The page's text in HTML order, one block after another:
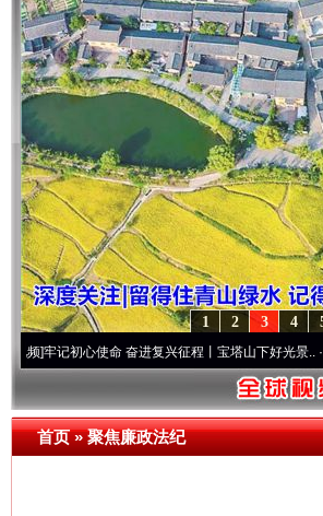
4
3
2
1
心使命 奋进复兴征程丨宝塔山下好光景..·[视频]因党
首页»聚焦廉政法纪